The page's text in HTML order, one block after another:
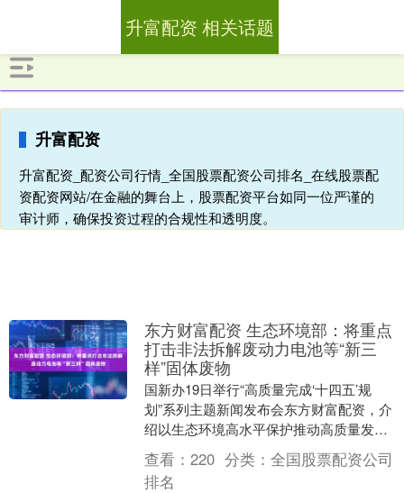
升富配资
升富配资_配资公司行情_全国股票配资公司排名_在线股票配
资配资网站/在金融的舞台上，股票配资平台如同一位严谨的
审计师，确保投资过程的合规性和透明度。
升富配资 相关话题
东方财富配资 生态环境部：将重点
打击非法拆解废动力电池等“新三
样”固体废物
国新办19日举行“高质量完成‘十四五’规
划”系列主题新闻发布会东方财富配资，介
绍以生态环境高水平保护推动高质量发展
情况。 生态环境部副部长李高在会上表
示，我国是....
查看： 220 分类： 全国股票配资公司
排名